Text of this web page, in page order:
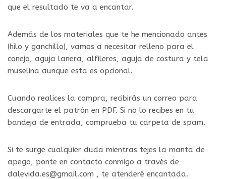
que el resultado te va a encantar.
Además de los materiales que te he mencionado antes
(hilo y ganchillo), vamos a necesitar relleno para el
conejo, aguja lanera, alfileres, aguja de costura y tela
muselina aunque esta es opcional.
Cuando realices la compra, recibirás un correo para
descargarte el patrón en PDF. Si no lo recibes en tu
bandeja de entrada, comprueba tu carpeta de spam.
Si te surge cualquier duda mientras tejes la manta de
apego, ponte en contacto conmigo a través de
dalevida.es@gmail.com , te atenderé encantada.